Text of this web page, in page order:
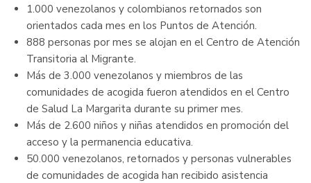
1.000 venezolanos y colombianos retornados son
orientados cada mes en los Puntos de Atención.
888 personas por mes se alojan en el Centro de Atención
Transitoria al Migrante.
Más de 3.000 venezolanos y miembros de las
comunidades de acogida fueron atendidos en el Centro
de Salud La Margarita durante su primer mes.
Más de 2.600 niños y niñas atendidos en promoción del
acceso y la permanencia educativa.
50.000 venezolanos, retornados y personas vulnerables
de comunidades de acogida han recibido asistencia